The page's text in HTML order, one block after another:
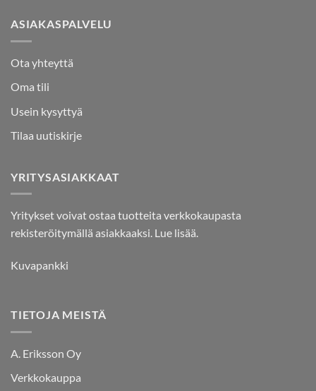
ASIAKASPALVELU
Ota yhteyttä
Oma tili
Usein kysyttyä
Tilaa uutiskirje
YRITYSASIAKKAAT
Yritykset voivat ostaa tuotteita verkkokaupasta
rekisteröitymällä asiakkaaksi. Lue lisää.
Kuvapankki
TIETOJA MEISTÄ
A. Eriksson Oy
Verkkokauppa